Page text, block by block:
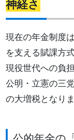
神経さ
現在の年金制度
を支える賦課方
現役世代への負
公明・立憲の三
の大増税となりま